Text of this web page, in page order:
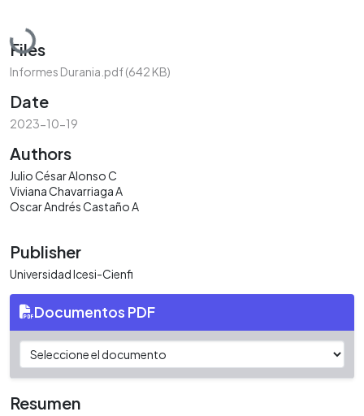
Loading...
Files
Informes Durania.pdf(642 KB)
Date
2023-10-19
Authors
Julio César Alonso C
Viviana Chavarriaga A
Oscar Andrés Castaño A
Publisher
Universidad Icesi-Cienfi
Documentos PDF
Resumen